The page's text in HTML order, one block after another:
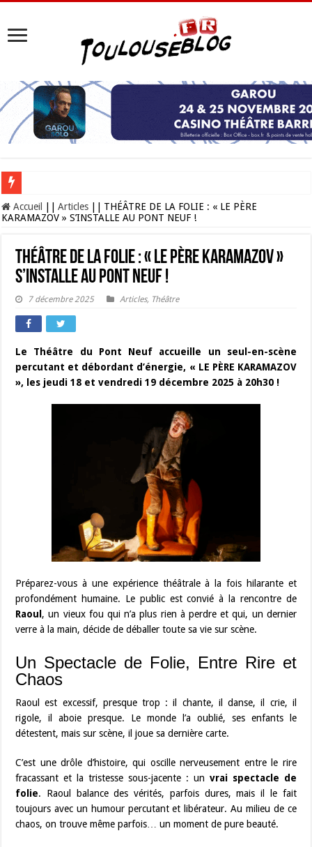
Les Nocturnes de la Cité de l’espace 2026 : l’événement incontournable de
Accueil Articles
THÉÂTRE DE LA FOLIE : « LE PÈRE
KARAMAZOV » S’INSTALLE AU PONT NEUF !
THÉÂTRE DE LA FOLIE : « LE PÈRE KARAMAZOV »
S’INSTALLE AU PONT NEUF !
7 décembre 2025 Articles, Théâtre
Le Théâtre du Pont Neuf accueille un seul-en-scène
percutant et débordant d’énergie, « LE PÈRE KARAMAZOV
», les jeudi 18 et vendredi 19 décembre 2025 à 20h30 !
Préparez-vous à une expérience théâtrale à la fois hilarante et
profondément humaine. Le public est convié à la rencontre de
Raoul , un vieux fou qui n’a plus rien à perdre et qui, un dernier
verre à la main, décide de déballer toute sa vie sur scène.
Un Spectacle de Folie, Entre Rire et
Chaos
Raoul est excessif, presque trop : il chante, il danse, il crie, il
rigole, il aboie presque. Le monde l’a oublié, ses enfants le
détestent, mais sur scène, il joue sa dernière carte.
C’est une drôle d’histoire, qui oscille nerveusement entre le rire
fracassant et la tristesse sous-jacente : un vrai spectacle de
folie. Raoul balance des vérités, parfois dures, mais il le fait
toujours avec un humour percutant et libérateur. Au milieu de ce
chaos, on trouve même parfois… un moment de pure beauté.